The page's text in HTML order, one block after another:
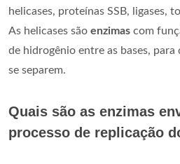
helicases, proteínas SSB, ligases,
As helicases são enzimas com
de hidrogênio entre as bases, para
se separem.
Quais são as enzimas
processo de replicação